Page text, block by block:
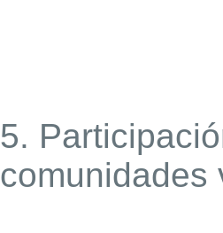
5.
comunidades